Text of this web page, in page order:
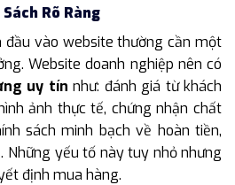
Rõ Ràng
đầu vào website thường cần một
Website doanh nghiệp nên có
uy tín như: đánh giá từ khách
ảnh thực tế, chứng nhận chất
sách minh bạch về hoàn tiền,
Những yếu tố này tuy nhỏ nhưng
định mua hàng.